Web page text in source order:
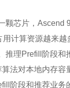
颗芯片，Ascend
用计算资源越来
推理Prefill阶段
法对本地内存
阶段和推荐业务